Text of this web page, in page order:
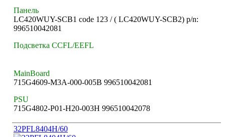
Панель
LC420WUY-SCB1 code 123 / ( LC420WUY-SCB2) p/n:
996510042081
Подсветка CCFL/EEFL
MainBoard
715G4609-M3A-000-005B 996510042081
PSU
715G4802-P01-H20-003H 996510042078
32PFL8404H/60